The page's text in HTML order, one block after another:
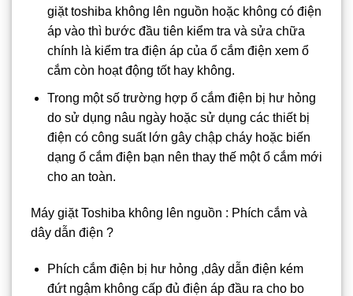
giặt toshiba không lên nguồn hoặc không có điện
áp vào thì bước đầu tiên kiểm tra và sửa chữa
chính là kiểm tra điện áp của ổ cắm điện xem ổ
cắm còn hoạt động tốt hay không.
Trong một số trường hợp ổ cắm điện bị hư hỏng
do sử dụng nâu ngày hoặc sử dụng các thiết bị
điện có công suất lớn gây chập cháy hoặc biến
dạng ổ cắm điện bạn nên thay thế một ổ cắm mới
cho an toàn.
Máy giặt Toshiba không lên nguồn : Phích cắm và
dây dẫn điện ?
Phích cắm điện bị hư hỏng ,dây dẫn điện kém
đứt ngậm không cấp đủ điện áp đầu ra cho bo